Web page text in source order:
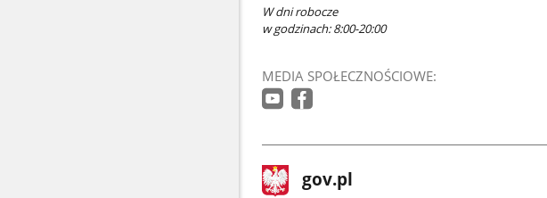
W dni robocze
w godzinach: 8:00-20:00
MEDIA SPOŁECZNOŚCIOWE:
stopka
gov.pl Strona
gov.pl